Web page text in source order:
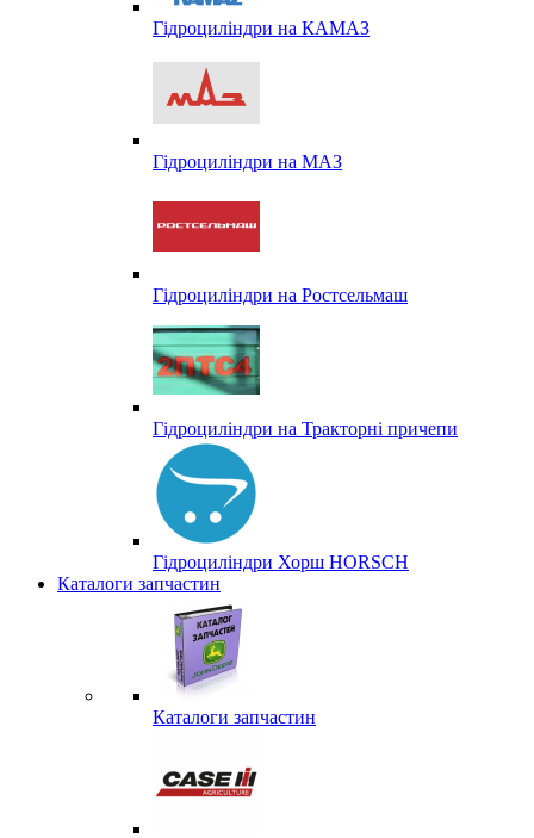
Гідроциліндри на КАМАЗ
Гідроциліндри на МАЗ
Гідроциліндри на Ростсельмаш
Гідроциліндри на Тракторні причепи
Гідроциліндри Хорш HORSCH
Каталоги запчастин
Каталоги запчастин